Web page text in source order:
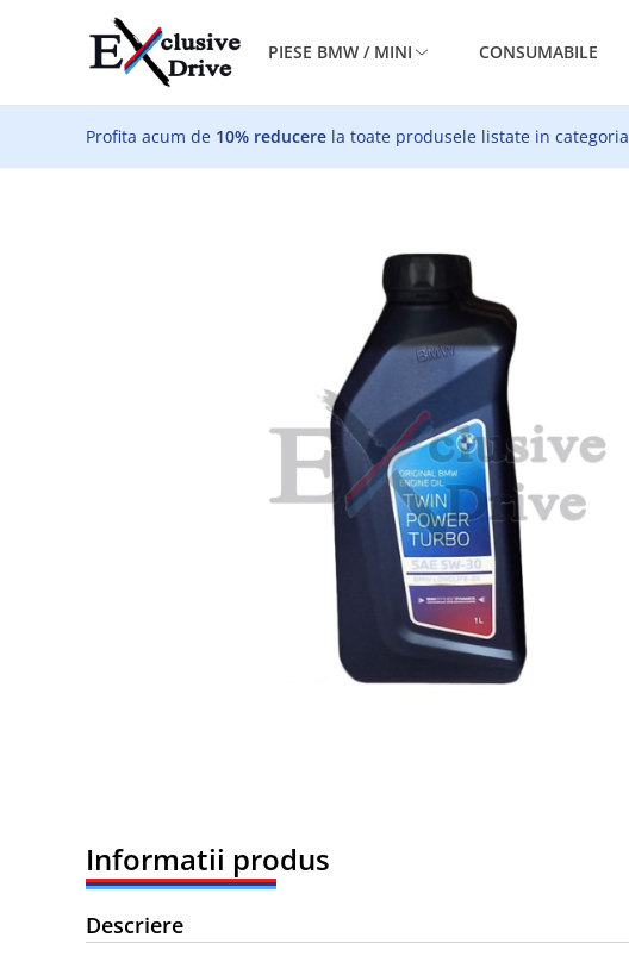
PIESE BMW / MINI CONSUMABILE
Profita acum de 10% reducere la toate produsele listate in categoria
Informatii produs
Descriere